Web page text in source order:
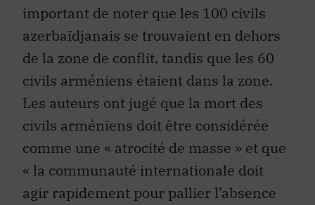
important de noter que les 100 civils
azerbaïdjanais se trouvaient en dehors
de la zone de conflit, tandis que les 60
civils arméniens étaient dans la zone.
Les auteurs ont jugé que la mort des
civils arméniens doit être considérée
comme une « atrocité de masse » et que
« la communauté internationale doit
agir rapidement pour pallier l’absence